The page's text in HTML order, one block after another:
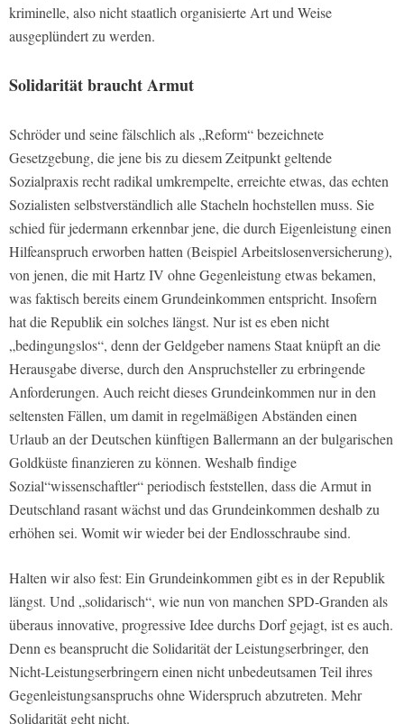
kriminelle, also nicht staatlich organisierte Art und Weise
ausgeplündert zu werden.
Solidarität braucht Armut
Schröder und seine fälschlich als „Reform“ bezeichnete
Gesetzgebung, die jene bis zu diesem Zeitpunkt geltende
Sozialpraxis recht radikal umkrempelte, erreichte etwas, das echten
Sozialisten selbstverständlich alle Stacheln hochstellen muss. Sie
schied für jedermann erkennbar jene, die durch Eigenleistung einen
Hilfeanspruch erworben hatten (Beispiel Arbeitslosenversicherung),
von jenen, die mit Hartz IV ohne Gegenleistung etwas bekamen,
was faktisch bereits einem Grundeinkommen entspricht. Insofern
hat die Republik ein solches längst. Nur ist es eben nicht
„bedingungslos“, denn der Geldgeber namens Staat knüpft an die
Herausgabe diverse, durch den Anspruchsteller zu erbringende
Anforderungen. Auch reicht dieses Grundeinkommen nur in den
seltensten Fällen, um damit in regelmäßigen Abständen einen
Urlaub an der Deutschen künftigen Ballermann an der bulgarischen
Goldküste finanzieren zu können. Weshalb findige
Sozial“wissenschaftler“ periodisch feststellen, dass die Armut in
Deutschland rasant wächst und das Grundeinkommen deshalb zu
erhöhen sei. Womit wir wieder bei der Endlosschraube sind.
Halten wir also fest: Ein Grundeinkommen gibt es in der Republik
längst. Und „solidarisch“, wie nun von manchen SPD-Granden als
überaus innovative, progressive Idee durchs Dorf gejagt, ist es auch.
Denn es beansprucht die Solidarität der Leistungserbringer, den
Nicht-Leistungserbringern einen nicht unbedeutsamen Teil ihres
Gegenleistungsanspruchs ohne Widerspruch abzutreten. Mehr
Solidarität geht nicht.